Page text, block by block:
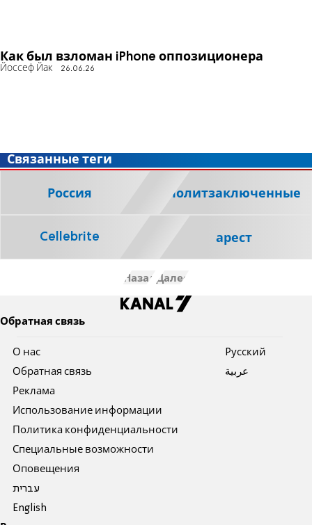
Как был взломан iPhone оппозиционера
Йоссеф Йак 26.06.26
Связанные теги
Россия политзаключенные
Cellebrite арест
Назад Далее
Обратная связь
О нас
Обратная связь
Реклама
Использование информации
Политика конфиденциальности
Специальные возможности
Оповещения
עברית
English
Pусский
عربية